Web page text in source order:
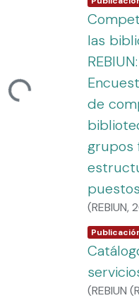
sociedad
quien
sus
política y
recursos
colección,
las
de
grupos
(REBIUN,
REBIUN
Item type:
(REBIUN